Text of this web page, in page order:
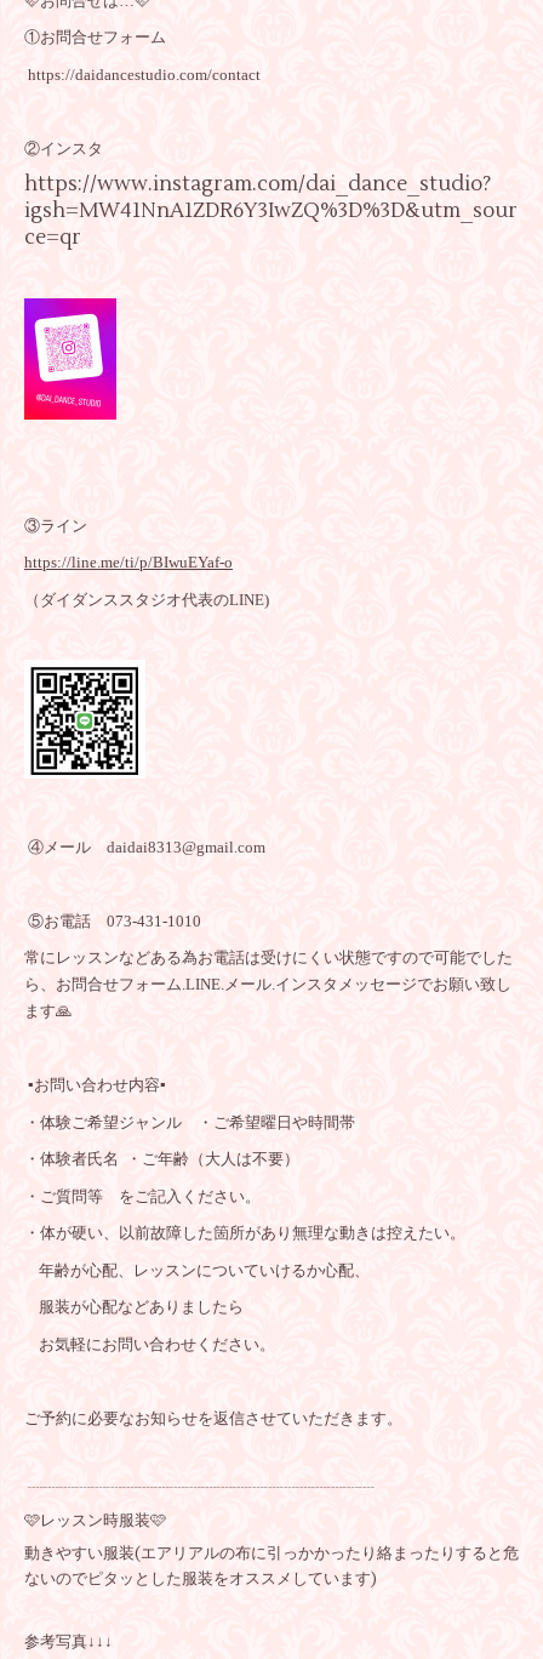
①お問合せフォーム
https://daidancestudio.com/contact
②インスタ
https://www.instagram.com/dai_dance_studio?
igsh=MW41NnA1ZDR6Y3IwZQ%3D%3D&utm_sour
ce=qr
③ライン
https://line.me/ti/p/BIwuEYaf-o
（ダイダンススタジオ代表のLINE)
④メール daidai8313@gmail.com
⑤お電話 073-431-1010
常にレッスンなどある為お電話は受けにくい状態ですので可能でした
ら、お問合せフォーム.LINE.メール.インスタメッセージでお願い致し
ます🙏
▪️お問い合わせ内容▪️
・体験ご希望ジャンル ・ご希望曜日や時間帯
・体験者氏名 ・ご年齢（大人は不要）
・ご質問等 をご記入ください。
・体が硬い、以前故障した箇所があり無理な動きは控えたい。
年齢が心配、レッスンについていけるか心配、
服装が心配などありましたら
お気軽にお問い合わせください。
ご予約に必要なお知らせを返信させていただきます。
┈┈┈┈┈┈┈┈┈┈┈┈┈┈┈┈┈┈┈┈┈┈
🩷レッスン時服装🩷
動きやすい服装(エアリアルの布に引っかかったり絡まったりすると危
ないのでピタッとした服装をオススメしています)
参考写真↓↓↓